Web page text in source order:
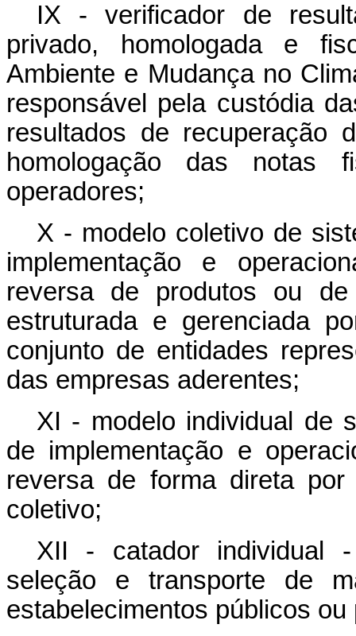
IX - verificador de
privado, homologada e
Ambiente e Mudança no
responsável pela custódia
resultados de recuperação
homologação das notas
operadores;
X - modelo coletivo de
implementação e
reversa de produtos ou
estruturada e gerenciada
conjunto de entidades
das empresas aderentes;
XI - modelo individual de
de implementação e
reversa de forma direta
coletivo;
XII - catador individual
seleção e transporte de
estabelecimentos públicos